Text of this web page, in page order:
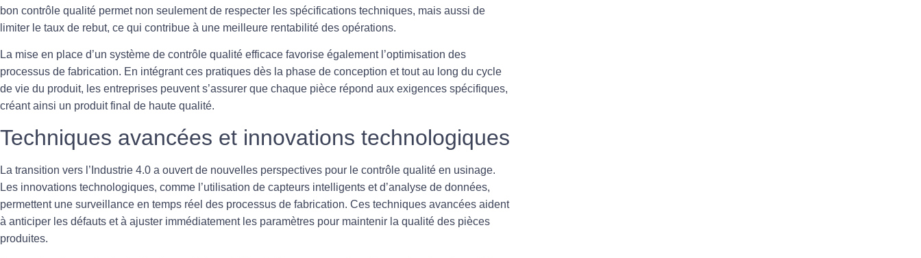
bon contrôle qualité permet non seulement de respecter les spécifications techniques, mais aussi de
limiter le taux de rebut, ce qui contribue à une meilleure rentabilité des opérations.
La mise en place d’un système de contrôle qualité efficace favorise également l’optimisation des
processus de fabrication. En intégrant ces pratiques dès la phase de conception et tout au long du cycle
de vie du produit, les entreprises peuvent s’assurer que chaque pièce répond aux exigences spécifiques,
créant ainsi un produit final de haute qualité.
Techniques avancées et innovations technologiques
La transition vers l’ Industrie 4.0 a ouvert de nouvelles perspectives pour le contrôle qualité en usinage.
Les innovations technologiques, comme l’utilisation de capteurs intelligents et d’analyse de données,
permettent une surveillance en temps réel des processus de fabrication. Ces techniques avancées aident
à anticiper les défauts et à ajuster immédiatement les paramètres pour maintenir la qualité des pièces
produites.